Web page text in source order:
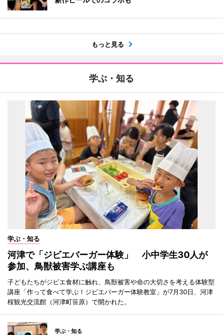
もっと見る
学ぶ・知る
学ぶ・知る
河津で「ジビエバーガー体験」 小中学生30人が
参加、鳥獣被害学ぶ講座も
子どもたちがジビエ食材に触れ、鳥獣被害や命の大切さを考える体験型
講座「作って食べて学ぶ！ジビエバーガー体験教室」が7月30日、河津
桜観光交流館（河津町笹原）で開かれた。
学ぶ・知る